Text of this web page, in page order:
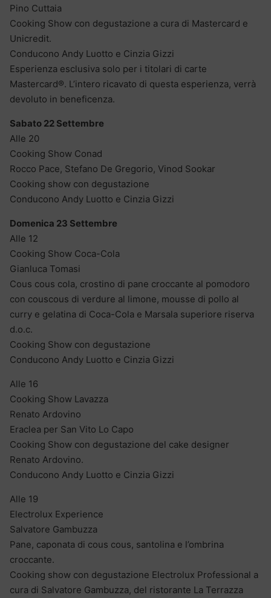
Pino Cuttaia
Cooking Show con degustazione a cura di Mastercard e
Unicredit.
Conducono Andy Luotto e Cinzia Gizzi
Esperienza esclusiva solo per i titolari di carte
Mastercard®. L’intero ricavato di questa esperienza, verrà
devoluto in beneficenza.
Sabato 22 Settembre
Alle 20
Cooking Show Conad
Rocco Pace, Stefano De Gregorio, Vinod Sookar
Cooking show con degustazione
Conducono Andy Luotto e Cinzia Gizzi
Domenica 23 Settembre
Alle 12
Cooking Show Coca-Cola
Gianluca Tomasi
Cous cous cola, crostino di pane croccante al pomodoro
con couscous di verdure al limone, mousse di pollo al
curry e gelatina di Coca-Cola e Marsala superiore riserva
d.o.c.
Cooking Show con degustazione
Conducono Andy Luotto e Cinzia Gizzi
Alle 16
Cooking Show Lavazza
Renato Ardovino
Eraclea per San Vito Lo Capo
Cooking Show con degustazione del cake designer
Renato Ardovino.
Conducono Andy Luotto e Cinzia Gizzi
Alle 19
Electrolux Experience
Salvatore Gambuzza
Pane, caponata di cous cous, santolina e l’ombrina
croccante.
Cooking show con degustazione Electrolux Professional a
cura di Salvatore Gambuzza, del ristorante La Terrazza